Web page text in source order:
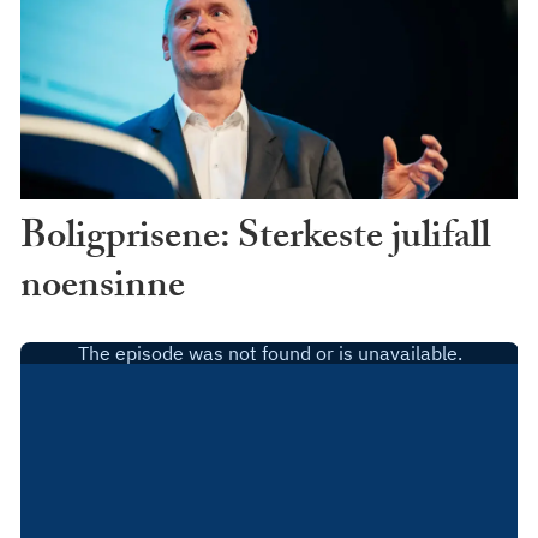
Boligprisene: Sterkeste julifall
noensinne